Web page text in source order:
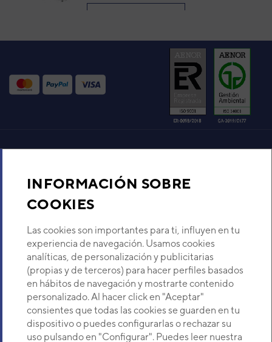
INFORMACIÓN SOBRE
COOKIES
Las cookies son importantes para ti, influyen en tu
experiencia de navegación. Usamos cookies
analíticas, de personalización y publicitarias
(propias y de terceros) para hacer perfiles basados
en hábitos de navegación y mostrarte contenido
personalizado. Al hacer click en "Aceptar"
consientes que todas las cookies se guarden en tu
dispositivo o puedes configurarlas o rechazar su
uso pulsando en "Configurar". Puedes leer nuestra
UNID. EXTERIOR AOYA45L
Código:
Ref. fabricante:
AOYA45LCTL
UNIDAD EXTERIOR
AOYG36LETL
UNIDAD EXTERIOR
ACY125UIA-LB
Código: 3NGF8982 -Ref. fabricante:
AOYG45LBTA
VER DETALLE
UNIDAD EXTERIOR HO-30LB
Sobre Nosotros
Descubre Eurofred
Dónde Estamos
¿Buscas un servicio técnico?